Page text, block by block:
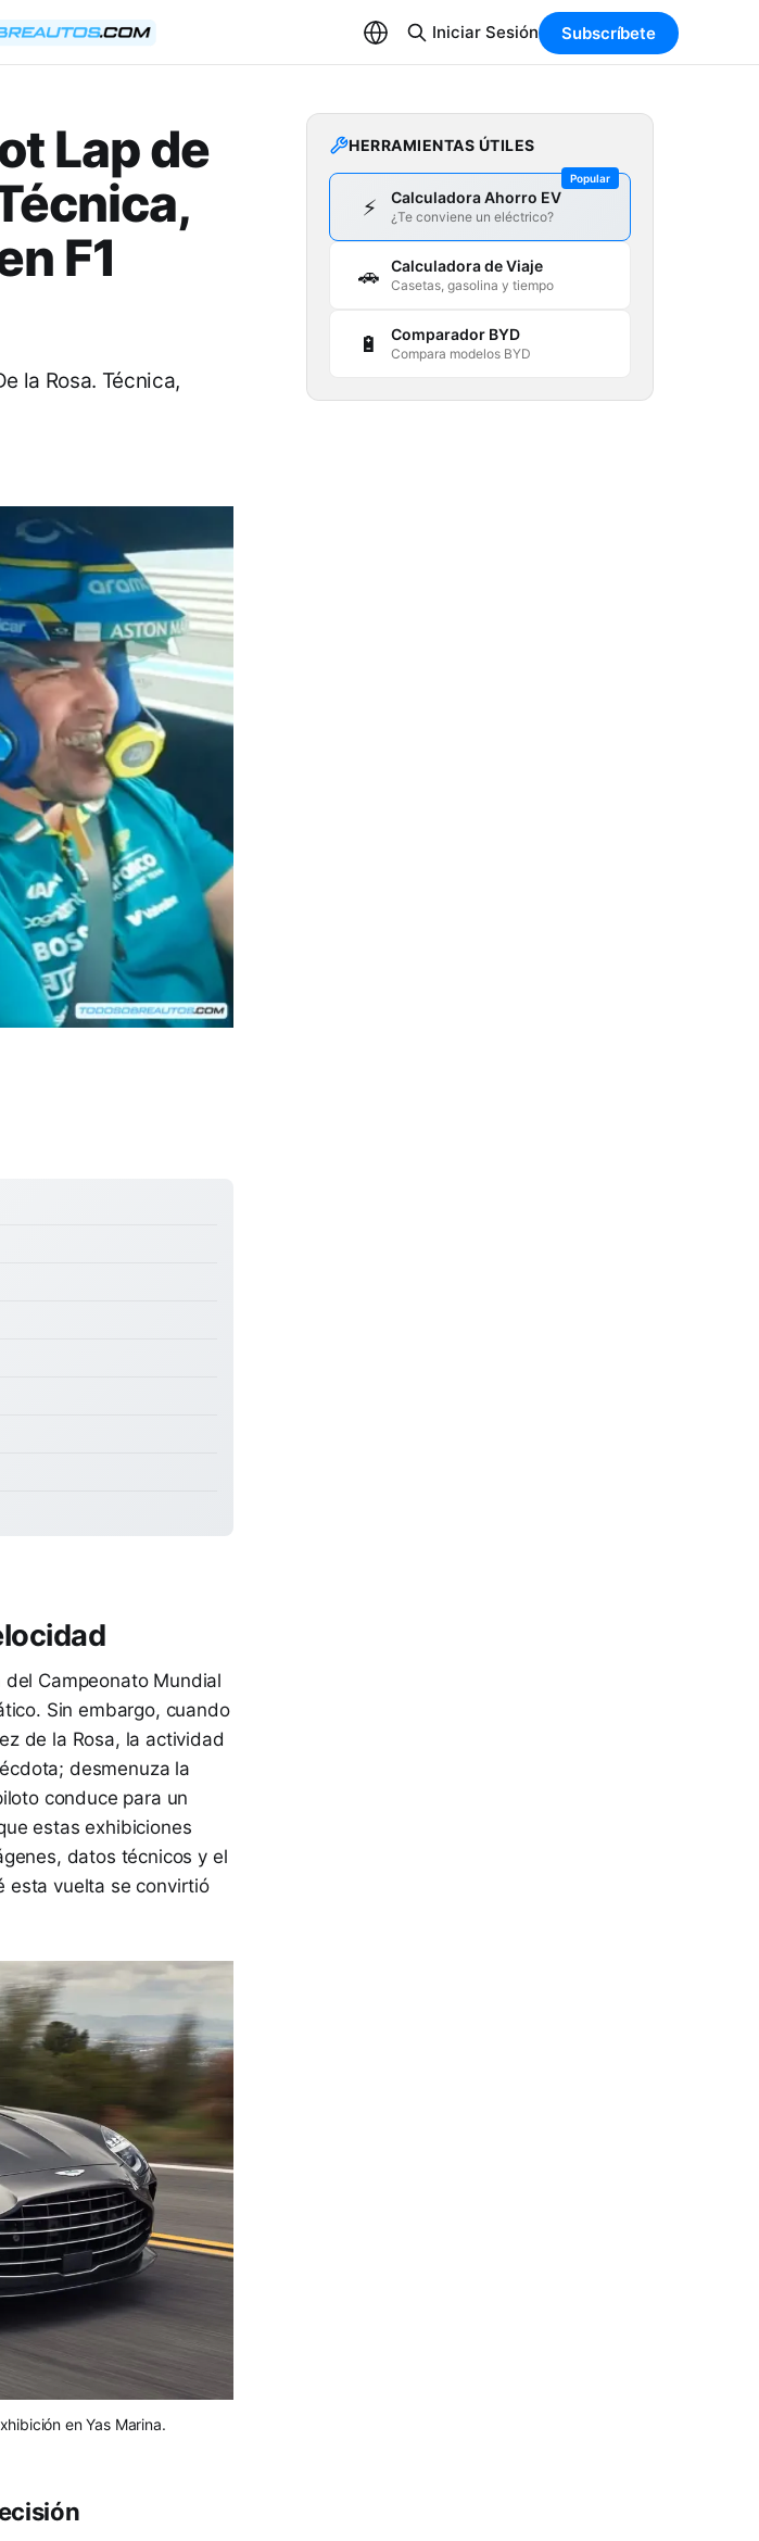
Iniciar Sesión Subscríbete
Lap de
F1
la Rosa. Técnica,
Campeonato Mundial
Sin embargo, cuando
de la Rosa, la actividad
desmenuza la
conduce para un
estas exhibiciones
datos técnicos y el
esta vuelta se convirtió
en Yas Marina.
HERRAMIENTAS ÚTILES
Popular
⚡ Calculadora Ahorro EV
¿Te conviene un eléctrico?
🚗 Calculadora de Viaje
Casetas, gasolina y tiempo
🔋 Comparador BYD
Compara modelos BYD